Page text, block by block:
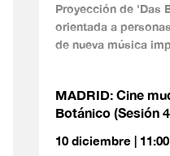
Proyección de 'Das
orientada a
de nueva música
MADRID: Cine
Botánico (Sesión
10 diciembre |